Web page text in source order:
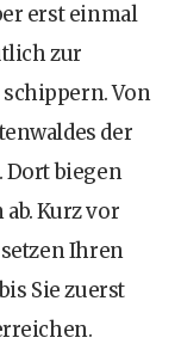
erst einmal
zur
Von
der
Dort biegen
Kurz vor
Ihren
Sie zuerst